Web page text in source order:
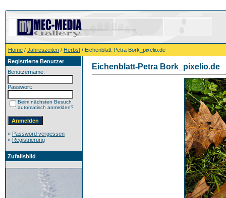
Home / Jahreszeiten / Herbst / Eichenblatt-Petra Bork_pixelio.de
Registrierte Benutzer
Benutzername:
Passwort:
Beim nächsten Besuch
automatisch anmelden?
» Password vergessen
» Registrierung
Zufallsbild
Eichenblatt-Petra Bork_pixelio.de